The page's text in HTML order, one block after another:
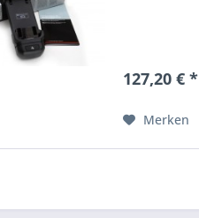
127,20 € *
Merken